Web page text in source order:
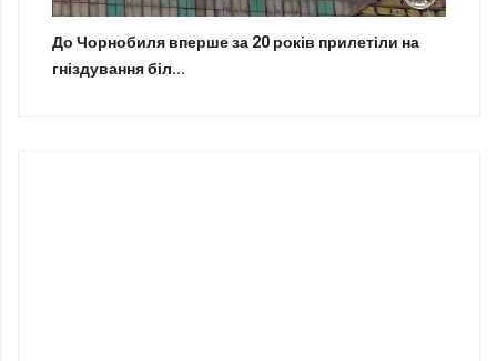
До Чорнобиля вперше за 20 років прилетіли на
гніздування біл...